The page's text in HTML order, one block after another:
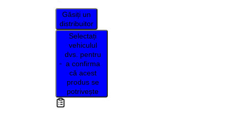
Găsiți un
distribuitor
Selectați
vehiculul
dvs. pentru
a confirma
că acest
produs se
potrivește